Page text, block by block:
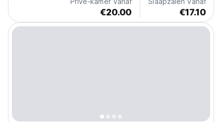
€20.00 €17.10